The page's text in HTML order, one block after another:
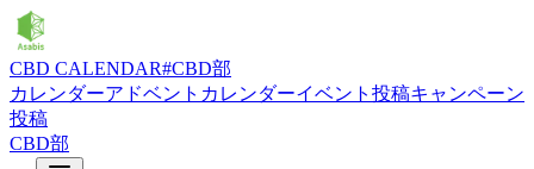
CBD CALENDAR#CBD部
カレンダーアドベントカレンダーイベント投稿キャンペーン
投稿
CBD部